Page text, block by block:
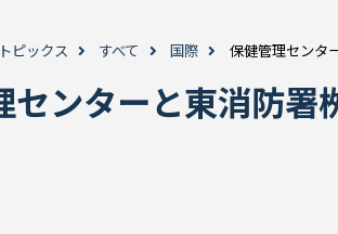
トピックス すべて 国際 保健管理センタ
センターと東消防署